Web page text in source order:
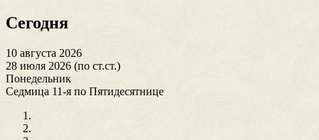
Сегодня
10 августа 2026
28 июля 2026 (по ст.ст.)
Понедельник
Седмица 11-я по Пятидесятнице